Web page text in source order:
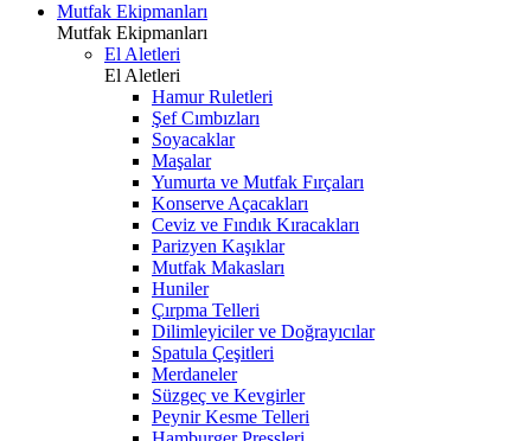
Mutfak Ekipmanları
Mutfak Ekipmanları
El Aletleri
El Aletleri
Hamur Ruletleri
Şef Cımbızları
Soyacaklar
Maşalar
Yumurta ve Mutfak Fırçaları
Konserve Açacakları
Ceviz ve Fındık Kıracakları
Parizyen Kaşıklar
Mutfak Makasları
Huniler
Çırpma Telleri
Dilimleyiciler ve Doğrayıcılar
Spatula Çeşitleri
Merdaneler
Süzgeç ve Kevgirler
Peynir Kesme Telleri